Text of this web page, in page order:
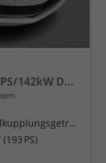
Selection 2.0 TDI AdBlue 4x4 193PS/142kW DSG7 2026
Doppelkupplungsgetriebe (DSG)
PS)